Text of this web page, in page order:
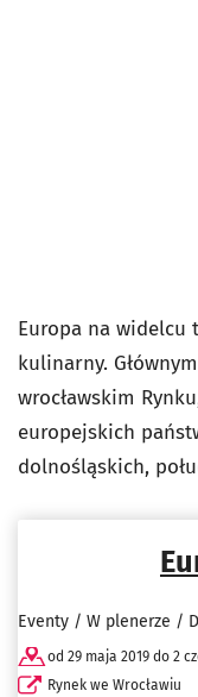
Europa na widelcu
kulinarny.
wrocławskim
europejskich
dolnośląskich,
Eventy / W plenerze /
od 29 maja 2019 do 2
Rynek we Wrocławiu